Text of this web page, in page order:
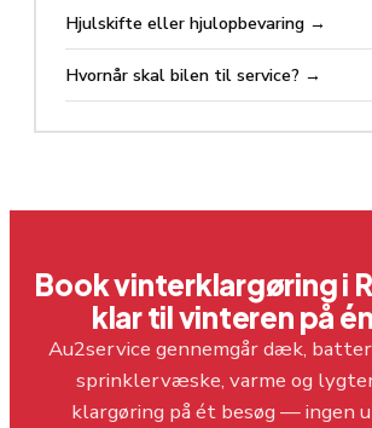
Hjulskifte eller hjulopbevaring →
Hvornår skal bilen til service? →
Book vinterklargøring i
klar til vinteren på
Au2service gennemgår dæk,
sprinklervæske, varme og
klargøring på ét besøg — ingen